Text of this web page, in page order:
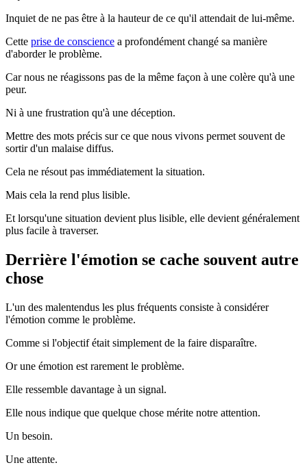
Inquiet de ne pas être à la hauteur de ce qu'il attendait de lui-même.
Cette prise de conscience a profondément changé sa manière
d'aborder le problème.
Car nous ne réagissons pas de la même façon à une colère qu'à une
peur.
Ni à une frustration qu'à une déception.
Mettre des mots précis sur ce que nous vivons permet souvent de
sortir d'un malaise diffus.
Cela ne résout pas immédiatement la situation.
Mais cela la rend plus lisible.
Et lorsqu'une situation devient plus lisible, elle devient généralement
plus facile à traverser.
Derrière l'émotion se cache souvent autre
chose
L'un des malentendus les plus fréquents consiste à considérer
l'émotion comme le problème.
Comme si l'objectif était simplement de la faire disparaître.
Or une émotion est rarement le problème.
Elle ressemble davantage à un signal.
Elle nous indique que quelque chose mérite notre attention.
Un besoin.
Une attente.